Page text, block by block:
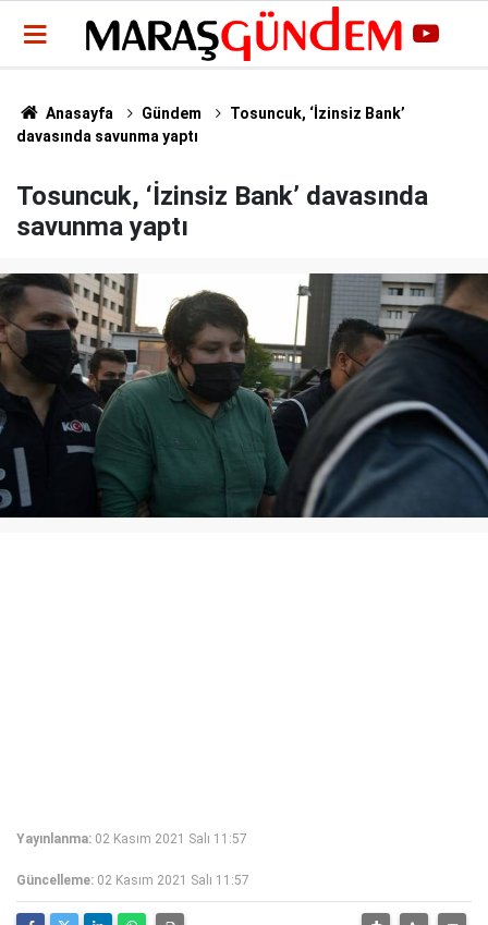
Anasayfa Gündem
Tosuncuk, ‘İzinsiz Bank’
davasında savunma yaptı
Tosuncuk, ‘İzinsiz Bank’ davasında
savunma yaptı
Yayınlanma: 02 Kasım 2021 Salı 11:57
Güncelleme: 02 Kasım 2021 Salı 11:57